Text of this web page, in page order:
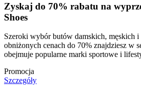
Zyskaj do 70% rabatu na
Shoes
Szeroki wybór butów damskich, męskich
obniżonych cenach do 70% znajdziesz w
obejmuje popularne marki sportowe i
Promocja
Szczegóły